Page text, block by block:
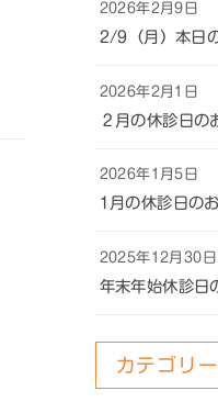
2/9（月）本日
2026年2月9日
２月の休診日の
2026年2月1日
1月の休診日の
2026年1月5日
年末年始休診日
2025年12月30日
カテゴリー